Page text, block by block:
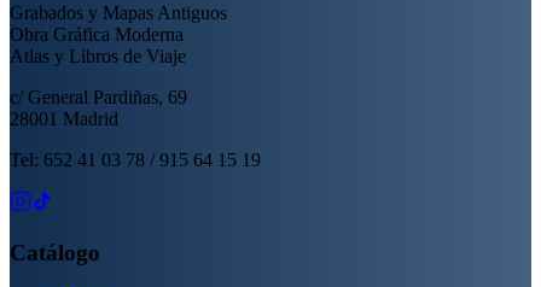
Grabados y Mapas Antiguos
Obra Gráfica Moderna
Atlas y Libros de Viaje
c/ General Pardiñas, 69
28001 Madrid
Tel: 652 41 03 78 / 915 64 15 19
Catálogo